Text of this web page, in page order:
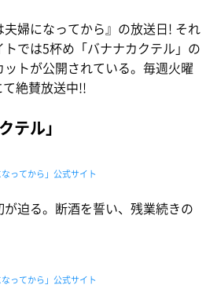
婦になってから』の放送日! それ
では5杯め「バナナカクテル」の
トが公開されている。毎週火曜
て絶賛放送中!!
テル」
ってから」公式サイト
迫る。断酒を誓い、残業続きの
ってから」公式サイト